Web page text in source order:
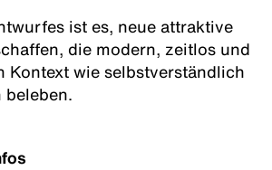
ist es, neue attraktive
die modern, zeitlos und
Kontext wie selbstverständlich
beleben.